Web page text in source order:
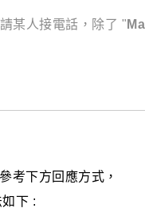
某人接電話，除了 "
考下方回應方式，
下 :